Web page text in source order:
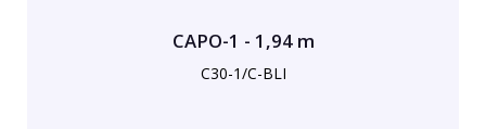
CAPO-1 - 1,94 m
C30-1/C-BLI